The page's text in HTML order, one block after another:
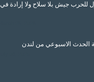
للحرب جيش بلا سلاح ولا إرادة في